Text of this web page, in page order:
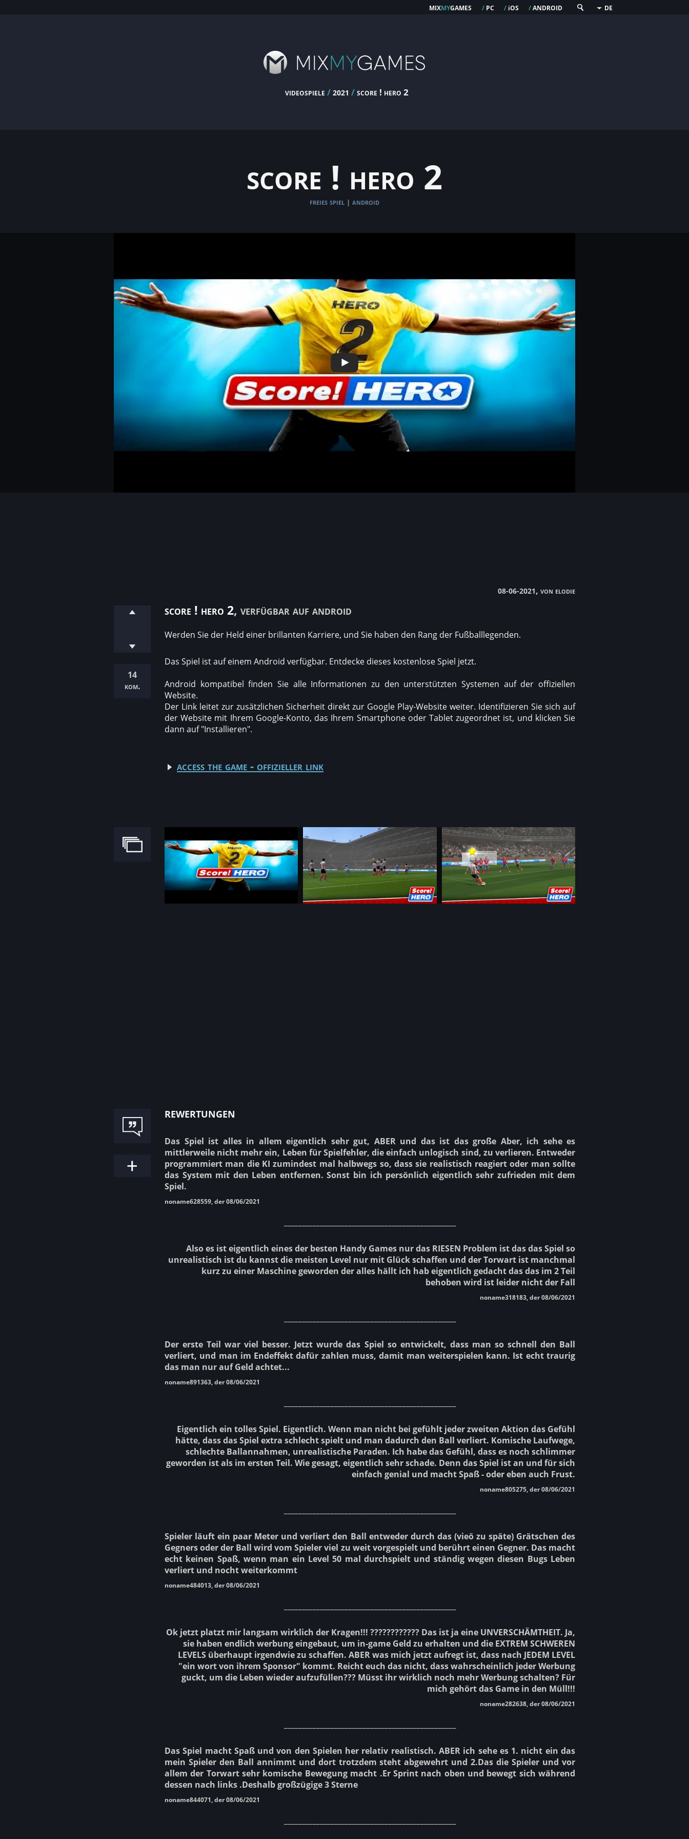
mixmygames / pc / ios /android DE
videospiele / 2021 /score ! hero 2
score ! hero 2
freies spiel | android
08-06-2021, von elodie
14
kom.
score ! hero 2, verfügbar auf android
Werden Sie der Held einer brillanten Karriere, und Sie haben den Rang der Fußballlegenden.
Das Spiel ist auf einem Android verfügbar. Entdecke dieses kostenlose Spiel jetzt.
Android kompatibel finden Sie alle Informationen zu den unterstützten Systemen auf der offiziellen
Website.
Der Link leitet zur zusätzlichen Sicherheit direkt zur Google Play-Website weiter. Identifizieren Sie sich auf
der Website mit Ihrem Google-Konto, das Ihrem Smartphone oder Tablet zugeordnet ist, und klicken Sie
dann auf "Installieren".
access the game - offizieller link
rewertungen
Das Spiel ist alles in allem eigentlich sehr gut, ABER und das ist das große Aber, ich sehe es
mittlerweile nicht mehr ein, Leben für Spielfehler, die einfach unlogisch sind, zu verlieren. Entweder
programmiert man die KI zumindest mal halbwegs so, dass sie realistisch reagiert oder man sollte
das System mit den Leben entfernen. Sonst bin ich persönlich eigentlich sehr zufrieden mit dem
Spiel.
noname628559, der 08/06/2021
Also es ist eigentlich eines der besten Handy Games nur das RIESEN Problem ist das das Spiel so
unrealistisch ist du kannst die meisten Level nur mit Glück schaffen und der Torwart ist manchmal
kurz zu einer Maschine geworden der alles hällt ich hab eigentlich gedacht das das im 2 Teil
behoben wird ist leider nicht der Fall
noname318183, der 08/06/2021
Der erste Teil war viel besser. Jetzt wurde das Spiel so entwickelt, dass man so schnell den Ball
verliert, und man im Endeffekt dafür zahlen muss, damit man weiterspielen kann. Ist echt traurig
das man nur auf Geld achtet...
noname891363, der 08/06/2021
Eigentlich ein tolles Spiel. Eigentlich. Wenn man nicht bei gefühlt jeder zweiten Aktion das Gefühl
hätte, dass das Spiel extra schlecht spielt und man dadurch den Ball verliert. Komische Laufwege,
schlechte Ballannahmen, unrealistische Paraden. Ich habe das Gefühl, dass es noch schlimmer
geworden ist als im ersten Teil. Wie gesagt, eigentlich sehr schade. Denn das Spiel ist an und für sich
einfach genial und macht Spaß - oder eben auch Frust.
noname805275, der 08/06/2021
Spieler läuft ein paar Meter und verliert den Ball entweder durch das (vieö zu späte) Grätschen des
Gegners oder der Ball wird vom Spieler viel zu weit vorgespielt und berührt einen Gegner. Das macht
echt keinen Spaß, wenn man ein Level 50 mal durchspielt und ständig wegen diesen Bugs Leben
verliert und nocht weiterkommt
noname484013, der 08/06/2021
Ok jetzt platzt mir langsam wirklich der Kragen!!! ???????????? Das ist ja eine UNVERSCHÄMTHEIT. Ja,
sie haben endlich werbung eingebaut, um in-game Geld zu erhalten und die EXTREM SCHWEREN
LEVELS überhaupt irgendwie zu schaffen. ABER was mich jetzt aufregt ist, dass nach JEDEM LEVEL
"ein wort von ihrem Sponsor" kommt. Reicht euch das nicht, dass wahrscheinlich jeder Werbung
guckt, um die Leben wieder aufzufüllen??? Müsst ihr wirklich noch mehr Werbung schalten? Für
mich gehört das Game in den Müll!!!
noname282638, der 08/06/2021
Das Spiel macht Spaß und von den Spielen her relativ realistisch. ABER ich sehe es 1. nicht ein das
mein Spieler den Ball annimmt und dort trotzdem steht abgewehrt und 2.Das die Spieler und vor
allem der Torwart sehr komische Bewegung macht .Er Sprint nach oben und bewegt sich während
dessen nach links .Deshalb großzügige 3 Sterne
noname844071, der 08/06/2021